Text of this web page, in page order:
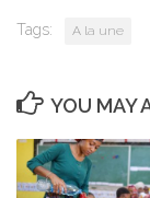
Tags: A la une
YOU MAY